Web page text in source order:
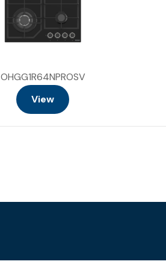
OHGG1R64NPROSV
View